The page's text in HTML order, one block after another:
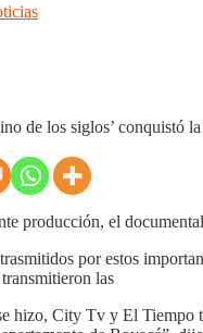
producción, el
por estos
las
hizo, City Tv y El